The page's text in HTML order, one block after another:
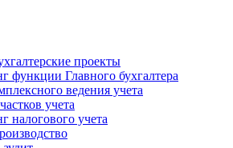
проекты
функции Главного бухгалтера
ведения учета
учета
налогового учета